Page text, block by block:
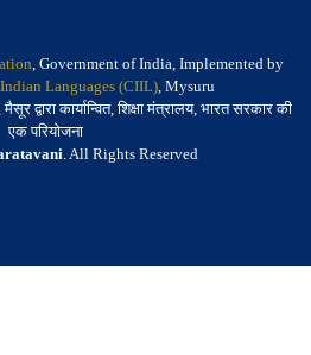
, Government of India, Implemented by
Languages (CIIL), Mysuru
द्वारा कार्यान्वित, शिक्षा मंत्रालय, भारत सरकार की
एक परियोजना
. All Rights Reserved